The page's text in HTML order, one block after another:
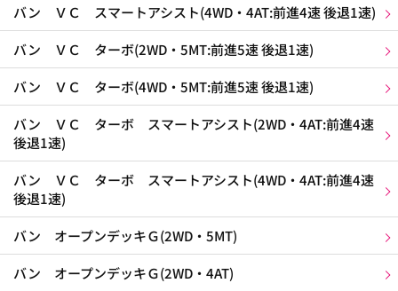
バン ＶＣ スマートアシスト(4WD・4AT:前進4速 後退1速)
バン ＶＣ ターボ(2WD・5MT:前進5速 後退1速)
バン ＶＣ ターボ(4WD・5MT:前進5速 後退1速)
バン ＶＣ ターボ スマートアシスト(2WD・4AT:前進4速
後退1速)
バン ＶＣ ターボ スマートアシスト(4WD・4AT:前進4速
後退1速)
バン オープンデッキＧ(2WD・5MT)
バン オープンデッキＧ(2WD・4AT)